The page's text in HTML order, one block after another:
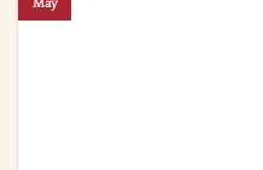
May